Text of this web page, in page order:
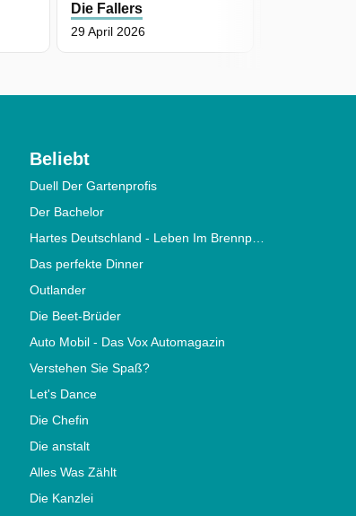
Die Fallers
29 April 2026
Beliebt
Duell Der Gartenprofis
Der Bachelor
Hartes Deutschland - Leben Im Brennpunkt
Das perfekte Dinner
Outlander
Die Beet-Brüder
Auto Mobil - Das Vox Automagazin
Verstehen Sie Spaß?
Let's Dance
Die Chefin
Die anstalt
Alles Was Zählt
Die Kanzlei